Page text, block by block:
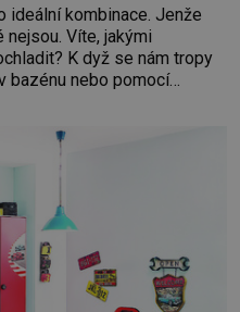
ideální kombinace. Jenže
Víte, jakými
K dyž se nám tropy
bazénu nebo pomocí